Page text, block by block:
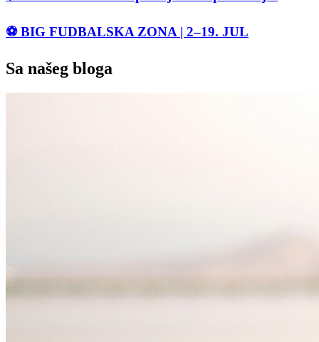
⚽ BIG FUDBALSKA ZONA | 2–19. JUL
Sa našeg bloga